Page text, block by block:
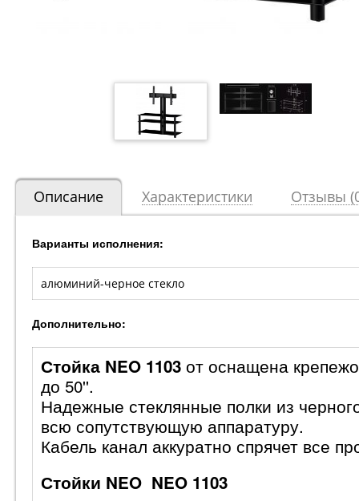
Описание Характеристики Отзывы
Варианты исполнения:
алюминий-черное стекло
Дополнительно:
Стойка NEO 1103 от оснащена
до 50''.
Надежные стеклянные полки из
всю сопутствующую аппаратуру.
Кабель канал аккуратно спрячет все
Стойки NEO NEO 1103